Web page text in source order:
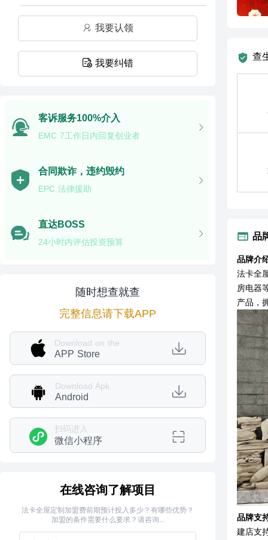
我要认领
我要纠错
客诉服务100%介入
EMC 7工作日内回复创业者
合同欺诈，违约毁约
EPC 法律援助
直达BOSS
24小时内评估投资预算
随时想查就查
完整信息请下载APP
Download on the
APP Store
Download Apk
Android
扫码进入
微信小程序
在线咨询了解项目
法卡全屋定制加盟费前期预计投入多少？有哪些优势？
加盟的条件需要什么要求？请咨询...
查
品
品牌介
法卡全
房电器
产品，
品牌支
建店支